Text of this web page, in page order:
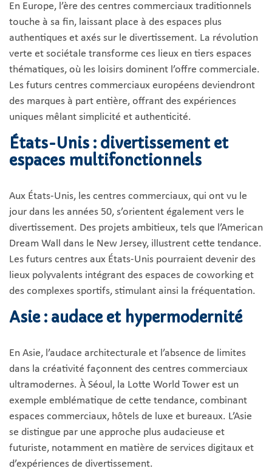
En Europe, l’ère des centres commerciaux traditionnels
touche à sa fin, laissant place à des espaces plus
authentiques et axés sur le divertissement. La révolution
verte et sociétale transforme ces lieux en tiers espaces
thématiques, où les loisirs dominent l’offre commerciale.
Les futurs centres commerciaux européens deviendront
des marques à part entière, offrant des expériences
uniques mêlant simplicité et authenticité.
États-Unis : divertissement et
espaces multifonctionnels
Aux États-Unis, les centres commerciaux, qui ont vu le
jour dans les années 50, s’orientent également vers le
divertissement. Des projets ambitieux, tels que l’American
Dream Wall dans le New Jersey, illustrent cette tendance.
Les futurs centres aux États-Unis pourraient devenir des
lieux polyvalents intégrant des espaces de coworking et
des complexes sportifs, stimulant ainsi la fréquentation.
Asie : audace et hypermodernité
En Asie, l’audace architecturale et l’absence de limites
dans la créativité façonnent des centres commerciaux
ultramodernes. À Séoul, la Lotte World Tower est un
exemple emblématique de cette tendance, combinant
espaces commerciaux, hôtels de luxe et bureaux. L’Asie
se distingue par une approche plus audacieuse et
futuriste, notamment en matière de services digitaux et
d’expériences de divertissement.